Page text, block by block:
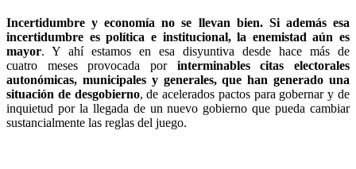
Incertidumbre y economía no se llevan bien. Si además esa
incertidumbre es política e institucional, la enemistad aún es
mayor. Y ahí estamos en esa disyuntiva desde hace más de
cuatro meses provocada por interminables citas electorales
autonómicas, municipales y generales, que han generado una
situación de desgobierno, de acelerados pactos para gobernar y de
inquietud por la llegada de un nuevo gobierno que pueda cambiar
sustancialmente las reglas del juego.